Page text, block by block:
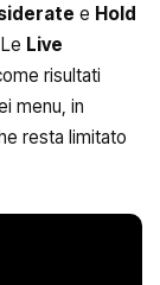
e Hold
Live
risultati
menu, in
resta limitato